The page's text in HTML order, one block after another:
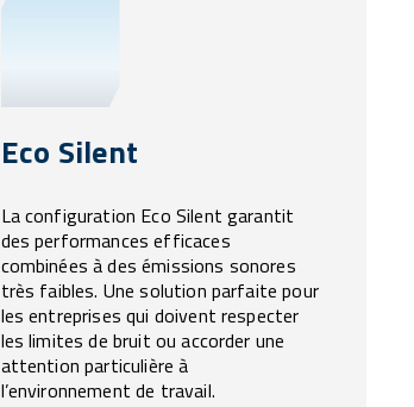
Eco Silent
La configuration Eco Silent garantit
des performances efficaces
combinées à des émissions sonores
très faibles. Une solution parfaite pour
les entreprises qui doivent respecter
les limites de bruit ou accorder une
attention particulière à
l’environnement de travail.